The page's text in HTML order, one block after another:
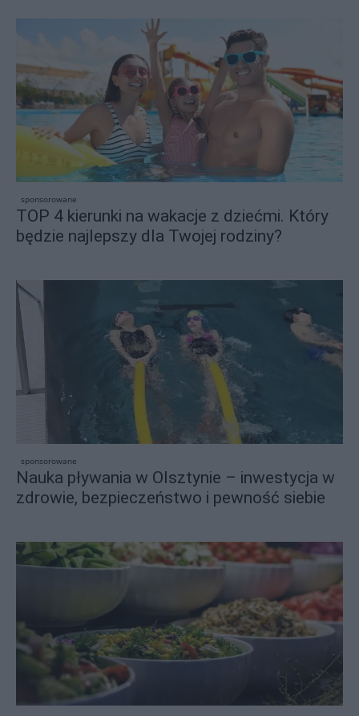
sponsorowane
TOP 4 kierunki na wakacje z dziećmi. Który
będzie najlepszy dla Twojej rodziny?
sponsorowane
Nauka pływania w Olsztynie – inwestycja w
zdrowie, bezpieczeństwo i pewność siebie